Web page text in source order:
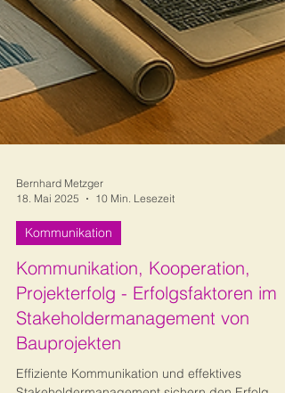
Bernhard Metzger
18. Mai 2025
10 Min. Lesezeit
Kommunikation
Kommunikation, Kooperation,